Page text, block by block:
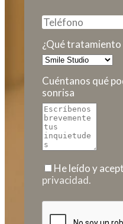
¿Qué
Cuéntanos qué
sonrisa
He leído y
privacidad.